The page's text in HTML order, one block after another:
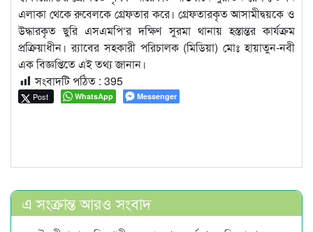
এলাকা থেকে রুবেলকে গ্রেফতার করে। গ্রেফতারকৃত আসামীদ্বয়কে ও
উদ্ধারকৃত ছুরি এসএমপি‘র দক্ষিণ সুরমা থানায় হস্তান্তর কার্যক্রম
প্রক্রিয়াধীন। র‌্যাবের সহকারী পরিচালক (মিডিয়া) মোঃ হায়াতুন-নবী
এক বিজ্ঞপ্তিতে এই তথ্য জানান।
সংবাদটি পঠিত : 395
Post WhatsApp Messenger
এ সংক্রান্ত আরও সংবাদ